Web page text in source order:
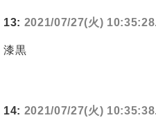
13: 2021/07/27(火)
漆黒
14: 2021/07/27(火)